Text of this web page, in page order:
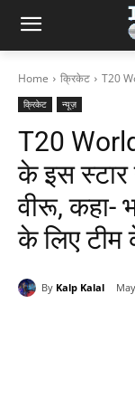
Home क्रिकेट T20
क्रिकेट न्यूज़
T20
के इस स्टार
वीरू, कहा-
के लिए
By Kalp Kalal